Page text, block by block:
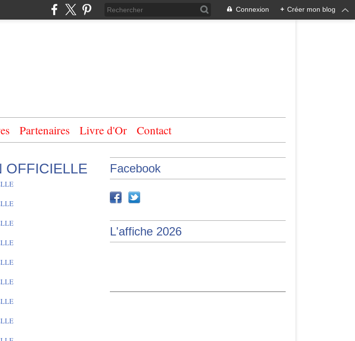
Connexion + Créer mon blog
Partenaires Livre d'Or Contact
OFFICIELLE Facebook
L'affiche 2026